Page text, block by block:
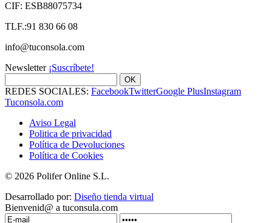
CIF: ESB88075734
TLF.:91 830 66 08
info@tuconsola.com
Newsletter ¡Suscríbete!
OK
REDES SOCIALES: FacebookTwitterGoogle PlusInstagram
Tuconsola.com
Aviso Legal
Politica de privacidad
Política de Devoluciones
Política de Cookies
© 2026 Polifer Online S.L.
Desarrollado por: Diseño tienda virtual
Bienvenid@ a tuconsula.com